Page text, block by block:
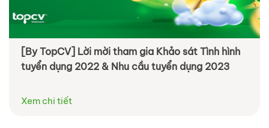
[By TopCV] Lời mời tham gia Khảo sát Tình hình
tuyển dụng 2022 & Nhu cầu tuyển dụng 2023
Xem chi tiết